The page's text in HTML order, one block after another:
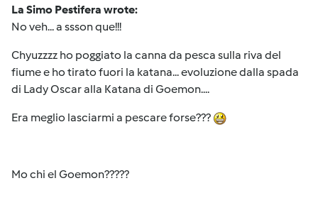
La Simo Pestifera wrote:
No veh... a ssson que!!!
Chyuzzzz ho poggiato la canna da pesca sulla riva del
fiume e ho tirato fuori la katana... evoluzione dalla spada
di Lady Oscar alla Katana di Goemon....
Era meglio lasciarmi a pescare forse???
Mo chi el Goemon?????